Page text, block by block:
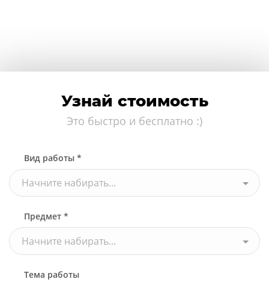
Узнай стоимость
Это быстро и бесплатно :)
Вид работы *
Начните набирать...
Предмет *
Начните набирать...
Тема работы